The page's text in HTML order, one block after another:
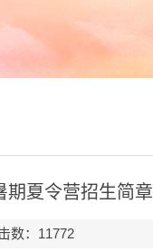
期夏令营招生简章
： 11772